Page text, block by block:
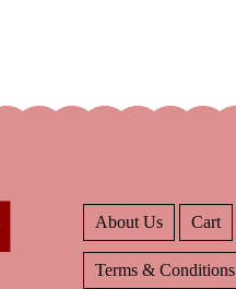
About Us Cart
Terms & Conditions